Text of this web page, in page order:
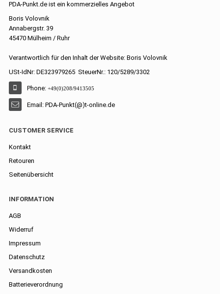
PDA-Punkt.de ist ein kommerzielles Angebot
Boris Volovnik
Annabergstr. 39
45470 Mülheim / Ruhr
Verantwortlich für den Inhalt der Website: Boris Volovnik
USt-IdNr: DE323979265 SteuerNr.: 120/5289/3302
Phone: +49(0)208/9413505
Email: PDA-Punkt(@)t-online.de
CUSTOMER SERVICE
Kontakt
Retouren
Seitenübersicht
INFORMATION
AGB
Widerruf
Impressum
Datenschutz
Versandkosten
Batterieverordnung